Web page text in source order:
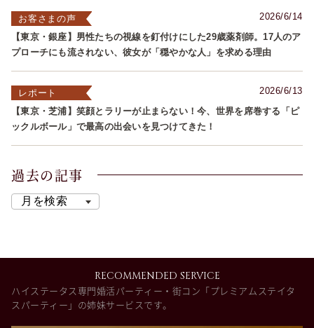
2026/6/14
お客さまの声
【東京・銀座】男性たちの視線を釘付けにした29歳薬剤師。17人のア
プローチにも流されない、彼女が「穏やかな人」を求める理由
2026/6/13
レポート
【東京・芝浦】笑顔とラリーが止まらない！今、世界を席巻する「ピ
ックルボール」で最高の出会いを見つけてきた！
過去の記事
RECOMMENDED SERVICE
ハイステータス専門婚活パーティー・街コン「プレミアムステイタ
スパーティー」の姉妹サービスです。